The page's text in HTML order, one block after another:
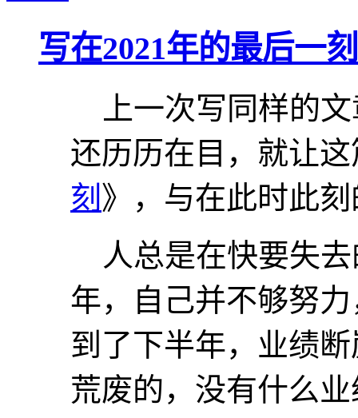
写在2021年的最后一刻
上一次写同样的文
还历历在目，就让
刻 》，与在此时此
人总是在快要失去
年，自己并不够努
到了下半年，业绩
荒废的，没有什么